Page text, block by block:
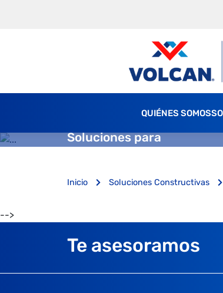
QUIÉNES SOMOS
Soluciones para
Inicio Soluciones Constructivas
-->
Te asesoramos